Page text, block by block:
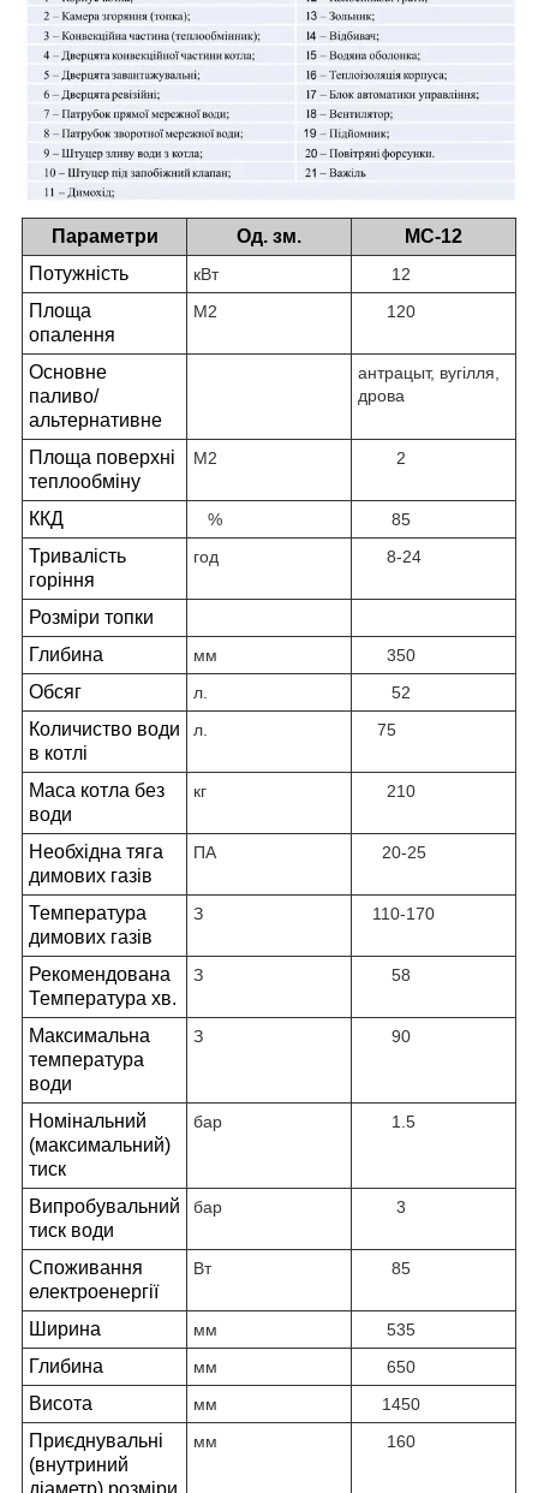
Параметри Од. зм.
MC-12
Потужність
кВт 12
Площа
опалення
М2 120
Основне
паливо/
альтернативне
антрацыт, вугілля,
дрова
Площа поверхні
теплообміну
М2 2
ККД % 85
Тривалість
горіння
год 8-24
Розміри топки
Глибина
мм 350
Обсяг л. 52
Количиство води
в котлі
л. 75
Маса котла без
води
кг 210
Необхідна тяга
димових газів
ПА 20-25
Температура
димових газів
З 110-170
Рекомендована
Температура хв.
З 58
Максимальна
температура
води
З 90
Номінальний
(максимальний)
тиск
бар 1.5
Випробувальний
тиск води
бар 3
Споживання
електроенергії
Вт 85
Ширина мм 535
Глибина мм 650
Висота мм 1450
Приєднувальні
(внутриний
мм 160